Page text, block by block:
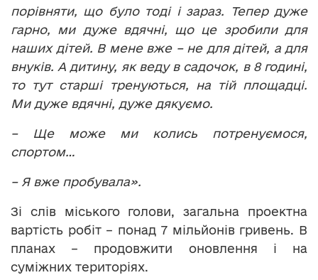
порівняти, що було тоді і зараз. Тепер дуже
гарно, ми дуже вдячні, що це зробили для
наших дітей. В мене вже – не для дітей, а для
внуків. А дитину, як веду в садочок, в 8 годині,
то тут старші тренуються, на тій площадці.
Ми дуже вдячні, дуже дякуємо.
– Ще може ми колись потренуємося,
спортом…
– Я вже пробувала».
Зі слів міського голови, загальна проектна
вартість робіт – понад 7 мільйонів гривень. В
планах – продовжити оновлення і на
суміжних територіях.